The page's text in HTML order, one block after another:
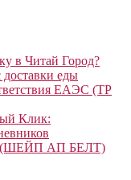
в Читай Город?
доставки еды
ЕАЭС (ТР
Клик:
(ШЕЙП АП БЕЛТ)